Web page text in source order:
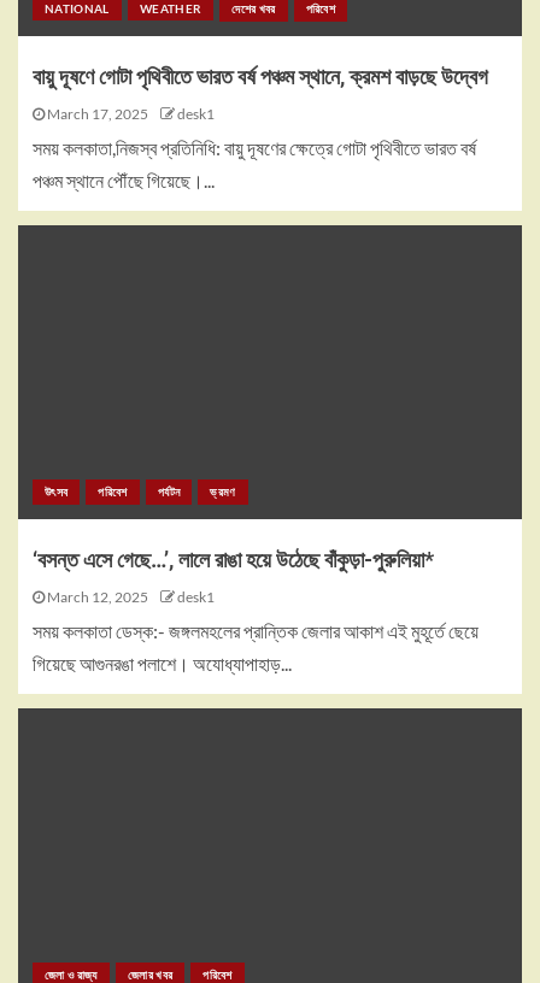
NATIONAL WEATHER দেশের খবর পরিবেশ
বায়ু দূষণে গোটা পৃথিবীতে ভারত বর্ষ পঞ্চম স্থানে, ক্রমশ বাড়ছে উদ্বেগ
March 17, 2025 desk1
সময় কলকাতা,নিজস্ব প্রতিনিধি: বায়ু দূষণের ক্ষেত্রে গোটা পৃথিবীতে ভারত বর্ষ
পঞ্চম স্থানে পৌঁছে গিয়েছে।...
উৎসব পরিবেশ পর্যটন ভ্রমণ
‘বসন্ত এসে গেছে…’, লালে রাঙা হয়ে উঠেছে বাঁকুড়া-পুরুলিয়া*
March 12, 2025 desk1
সময় কলকাতা ডেস্ক:- জঙ্গলমহলের প্রান্তিক জেলার আকাশ এই মুহূর্তে ছেয়ে
গিয়েছে আগুনরঙা পলাশে। অযোধ্যাপাহাড়...
জেলা ও রাজ্য জেলার খবর পরিবেশ